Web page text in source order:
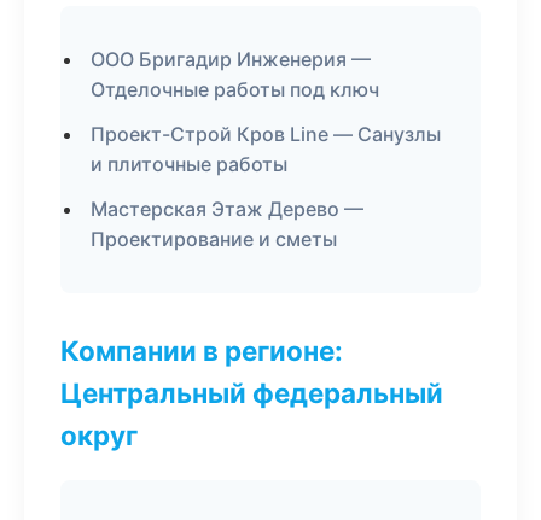
ООО Бригадир Инженерия —
Отделочные работы под ключ
Проект-Строй Кров Line — Санузлы
и плиточные работы
Мастерская Этаж Дерево —
Проектирование и сметы
Компании в регионе:
Центральный федеральный
округ